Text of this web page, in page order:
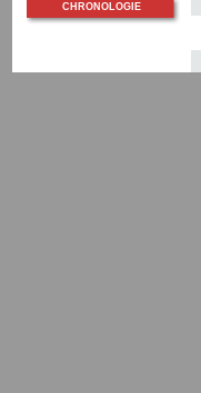
CHRONOLOGIE